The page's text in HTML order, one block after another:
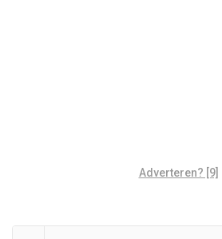
Adverteren? [9]